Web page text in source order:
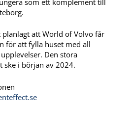
att World of Volvo får
för att fylla huset med all
Den stora
ske i början av 2024.